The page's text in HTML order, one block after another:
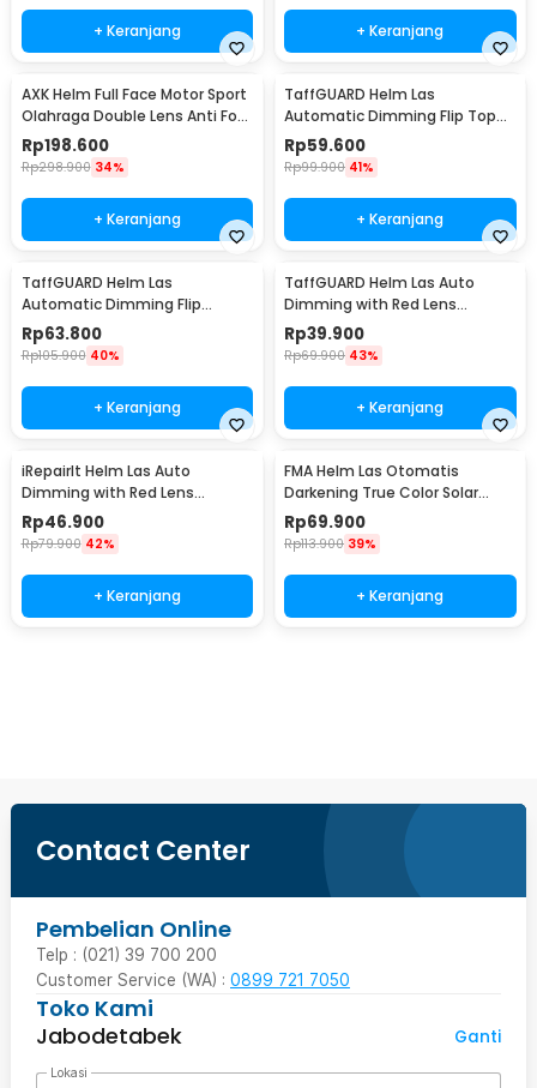
+ Keranjang + Keranjang
AXK Helm Full Face Motor Sport
Olahraga Double Lens Anti Fog
Motocycle - A557
Rp198.600
Rp298.900 34%
+ Keranjang
TaffGUARD Helm Las
Automatic Dimming Flip Top
with Headlight - HF09
Rp59.600
Rp99.900 41%
+ Keranjang
TaffGUARD Helm Las
Automatic Dimming Flip
Protective Mask Headlight -
HF10
Rp63.800
Rp105.900 40%
+ Keranjang
TaffGUARD Helm Las Auto
Dimming with Red Lens
Welding Mask - HJ15
Rp39.900
Rp69.900 43%
+ Keranjang
iRepairIt Helm Las Auto
Dimming with Red Lens
Transparent Welding Mask -
IRI55T
Rp46.900
Rp79.900 42%
+ Keranjang
FMA Helm Las Otomatis
Darkening True Color Solar
Welding Mask - FM-DTD
Rp69.900
Rp113.900 39%
+ Keranjang
Contact Center
Pembelian Online
Telp : (021) 39 700 200
Customer Service (WA) : 0899 721 7050
Toko Kami
Jabodetabek
Ganti
Lokasi